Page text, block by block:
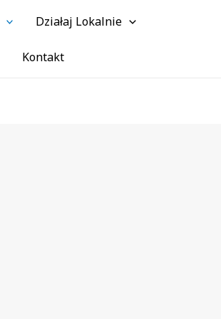
Działaj Lokalnie
Kontakt